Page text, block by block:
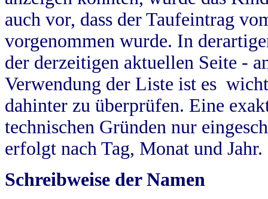
auch vor, dass der Taufeintrag
vorgenommen wurde. In
der derzeitigen aktuellen Seite -
Verwendung der Liste ist es
dahinter zu überprüfen. Eine
technischen Gründen nur
erfolgt nach Tag, Monat und Jahr.
Schreibweise der Namen